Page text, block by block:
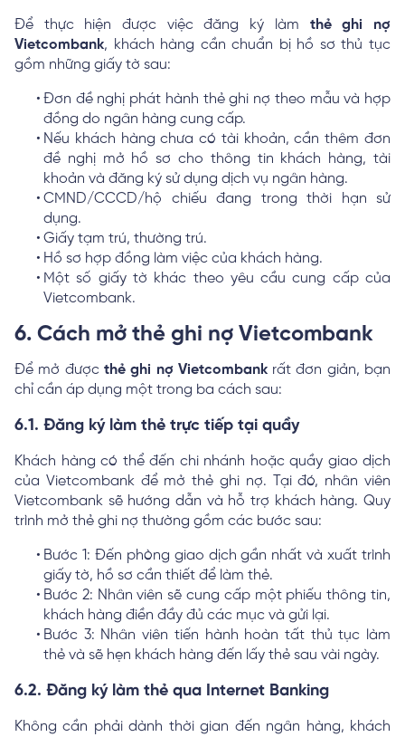
Để thực hiện được việc đăng ký làm thẻ ghi nợ
Vietcombank, khách hàng cần chuẩn bị hồ sơ thủ tục
gồm những giấy tờ sau:
Đơn đề nghị phát hành thẻ ghi nợ theo mẫu và hợp
đồng do ngân hàng cung cấp.
Nếu khách hàng chưa có tài khoản, cần thêm đơn
đề nghị mở hồ sơ cho thông tin khách hàng, tài
khoản và đăng ký sử dụng dịch vụ ngân hàng.
CMND/CCCD/hộ chiếu đang trong thời hạn sử
dụng.
Giấy tạm trú, thường trú.
Hồ sơ hợp đồng làm việc của khách hàng.
Một số giấy tờ khác theo yêu cầu cung cấp của
Vietcombank.
6. Cách mở thẻ ghi nợ Vietcombank
Để mở được thẻ ghi nợ Vietcombank rất đơn giản, bạn
chỉ cần áp dụng một trong ba cách sau:
6.1. Đăng ký làm thẻ trực tiếp tại quầy
Khách hàng có thể đến chi nhánh hoặc quầy giao dịch
của Vietcombank để mở thẻ ghi nợ. Tại đó, nhân viên
Vietcombank sẽ hướng dẫn và hỗ trợ khách hàng. Quy
trình mở thẻ ghi nợ thường gồm các bước sau:
Bước 1: Đến phòng giao dịch gần nhất và xuất trình
giấy tờ, hồ sơ cần thiết để làm thẻ.
Bước 2: Nhân viên sẽ cung cấp một phiếu thông tin,
khách hàng điền đầy đủ các mục và gửi lại.
Bước 3: Nhân viên tiến hành hoàn tất thủ tục làm
thẻ và sẽ hẹn khách hàng đến lấy thẻ sau vài ngày.
6.2. Đăng ký làm thẻ qua Internet Banking
Không cần phải dành thời gian đến ngân hàng, khách